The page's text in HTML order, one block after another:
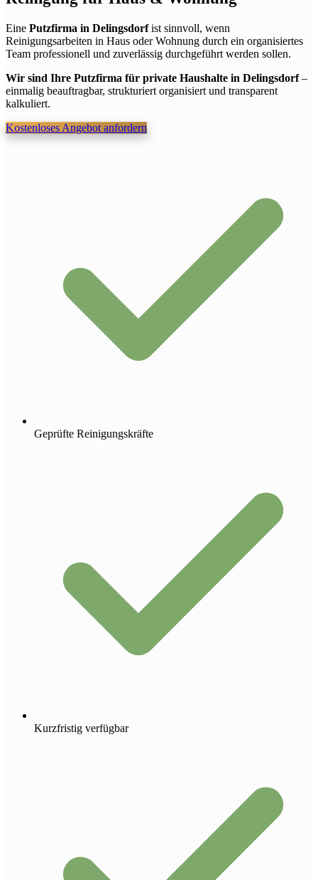
Eine Putzfirma in Delingsdorfist sinnvoll, wenn
Reinigungsarbeiten in Haus oder Wohnung durch ein organisiertes
Team professionell und zuverlässig durchgeführt werden sollen.
Wir sind Ihre Putzfirma für private Haushalte in Delingsdorf–
einmalig beauftragbar, strukturiert organisiert und transparent
kalkuliert.
Kostenloses Angebot anfordern
Geprüfte Reinigungskräfte
Kurzfristig verfügbar